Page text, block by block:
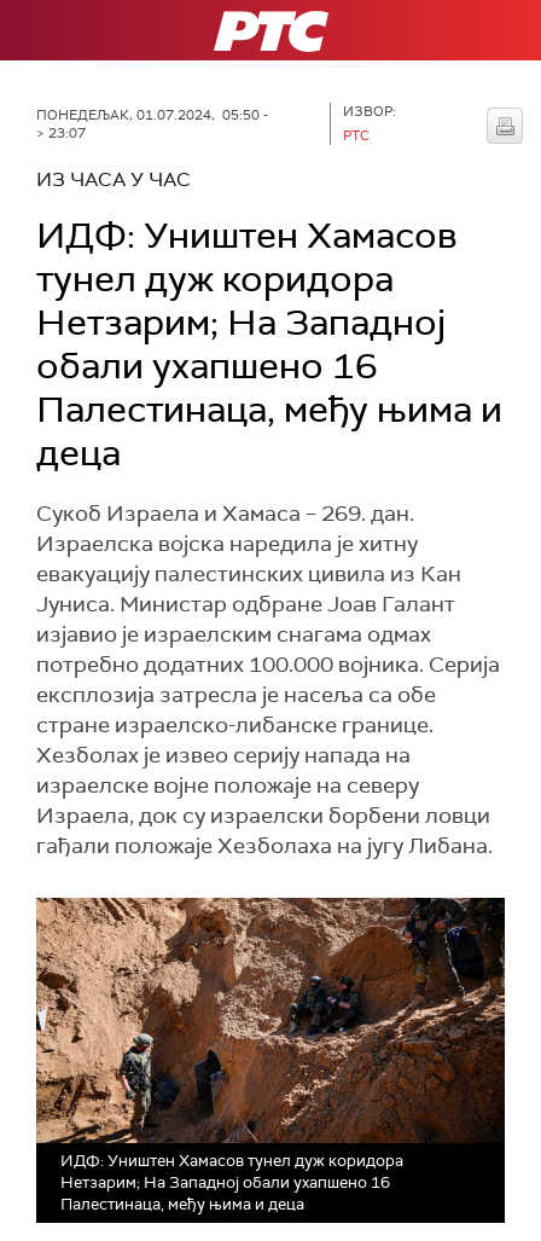
РТС
ПОНЕДЕЉАК, 01.07.2024, 05:50 -
> 23:07
ИЗВОР:
РТС
ИЗ ЧАСА У ЧАС
ИДФ: Уништен Хамасов
тунел дуж коридора
Нетзарим; На Западној
обали ухапшено 16
Палестинаца, међу њима и
деца
Сукоб Израела и Хамаса – 269. дан.
Израелска војска наредила је хитну
евакуацију палестинских цивила из Кан
Јуниса. Министар одбране Јоав Галант
изјавио је израелским снагама одмах
потребно додатних 100.000 војника. Серија
експлозија затресла је насеља са обе
стране израелско-либанске границе.
Хезболах је извео серију напада на
израелске војне положаје на северу
Израела, док су израелски борбени ловци
гађали положаје Хезболаха на југу Либана.
ИДФ: Уништен Хамасов тунел дуж коридора
Нетзарим; На Западној обали ухапшено 16
Палестинаца, међу њима и деца